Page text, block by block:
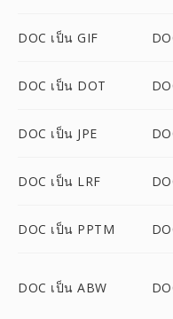
DOC เป็น GIF
DOC เป็น DOT
DOC เป็น JPE
DOC เป็น LRF
DOC เป็น PPTM
DOC เป็น ABW